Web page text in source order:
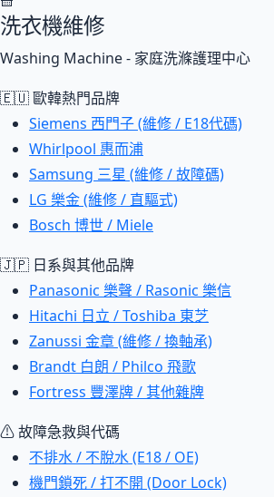
洗衣機維修
Washing Machine - 家庭洗滌護理中心
🇪🇺 歐韓熱門品牌
Siemens 西門子 (維修 / E18代碼)
Whirlpool 惠而浦
Samsung 三星 (維修 / 故障碼)
LG 樂金 (維修 / 直驅式)
Bosch 博世 / Miele
🇯🇵 日系與其他品牌
Panasonic 樂聲 / Rasonic 樂信
Hitachi 日立 / Toshiba 東芝
Zanussi 金章 (維修 / 換軸承)
Brandt 白朗 / Philco 飛歌
Fortress 豐澤牌 / 其他雜牌
⚠ 故障急救與代碼
不排水 / 不脫水 (E18 / OE)
機門鎖死 / 打不開 (Door Lock)